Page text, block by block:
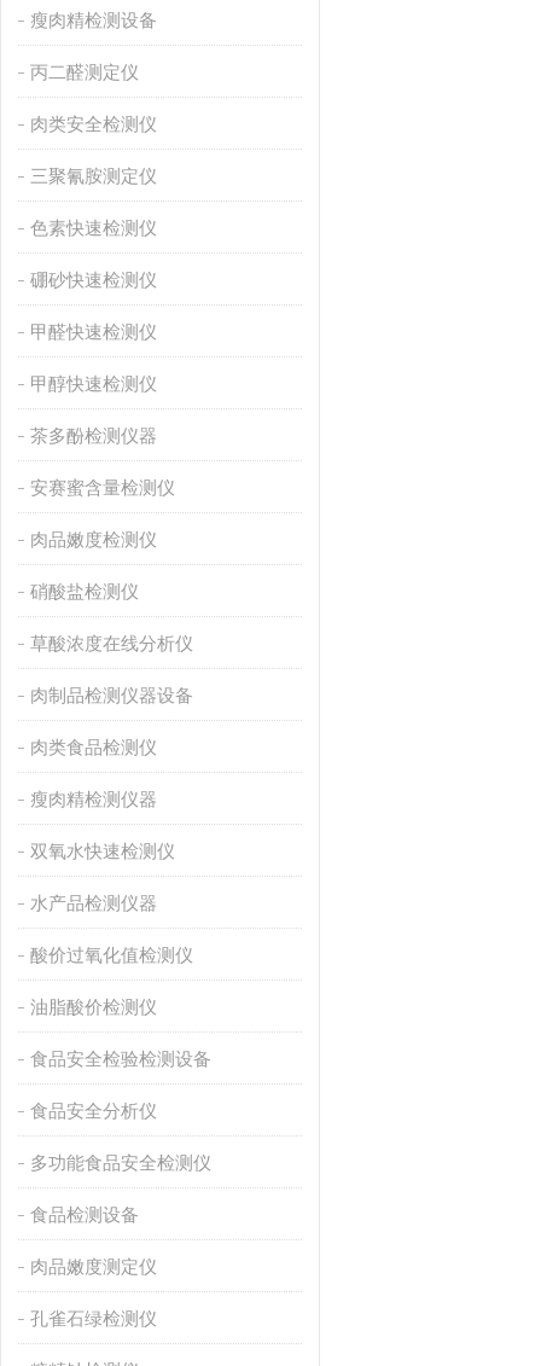
瘦肉精检测设备
丙二醛测定仪
肉类安全检测仪
三聚氰胺测定仪
色素快速检测仪
硼砂快速检测仪
甲醛快速检测仪
甲醇快速检测仪
茶多酚检测仪器
安赛蜜含量检测仪
肉品嫩度检测仪
硝酸盐检测仪
草酸浓度在线分析仪
肉制品检测仪器设备
肉类食品检测仪
瘦肉精检测仪器
双氧水快速检测仪
水产品检测仪器
酸价过氧化值检测仪
油脂酸价检测仪
食品安全检验检测设备
食品安全分析仪
多功能食品安全检测仪
食品检测设备
肉品嫩度测定仪
孔雀石绿检测仪